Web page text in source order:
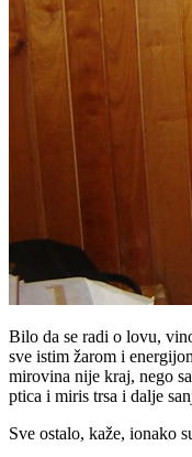
Bilo da se radi o lovu,
sve istim žarom i
mirovina nije kraj, nego
ptica i miris trsa i dalje
Sve ostalo, kaže, ionako